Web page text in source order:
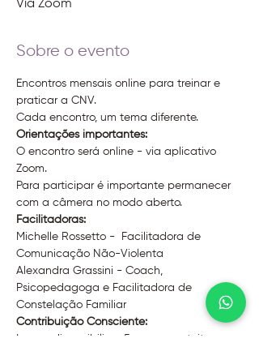
Via Zoom
Sobre o evento
Encontros mensais online para treinar e
praticar a CNV.
Cada encontro, um tema diferente.
Orientações importantes:
O encontro será online - via aplicativo
Zoom.
Para participar é importante permanecer
com a câmera no modo aberto.
Facilitadoras:
Michelle Rossetto -  Facilitadora de
Comunicação Não-Violenta
Alexandra Grassini - Coach,
Psicopedagoga e Facilitadora de
Constelação Familiar
Contribuição Consciente:
Iremos disponibilizar 5 vagas gratuitas e